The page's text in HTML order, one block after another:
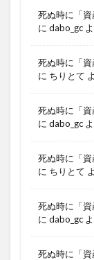
死ぬ時に「
に dabo_gc
死ぬ時に「
に ちりとて
死ぬ時に「
に dabo_gc
死ぬ時に「
に ちりとて
死ぬ時に「
に dabo_gc
死ぬ時に「